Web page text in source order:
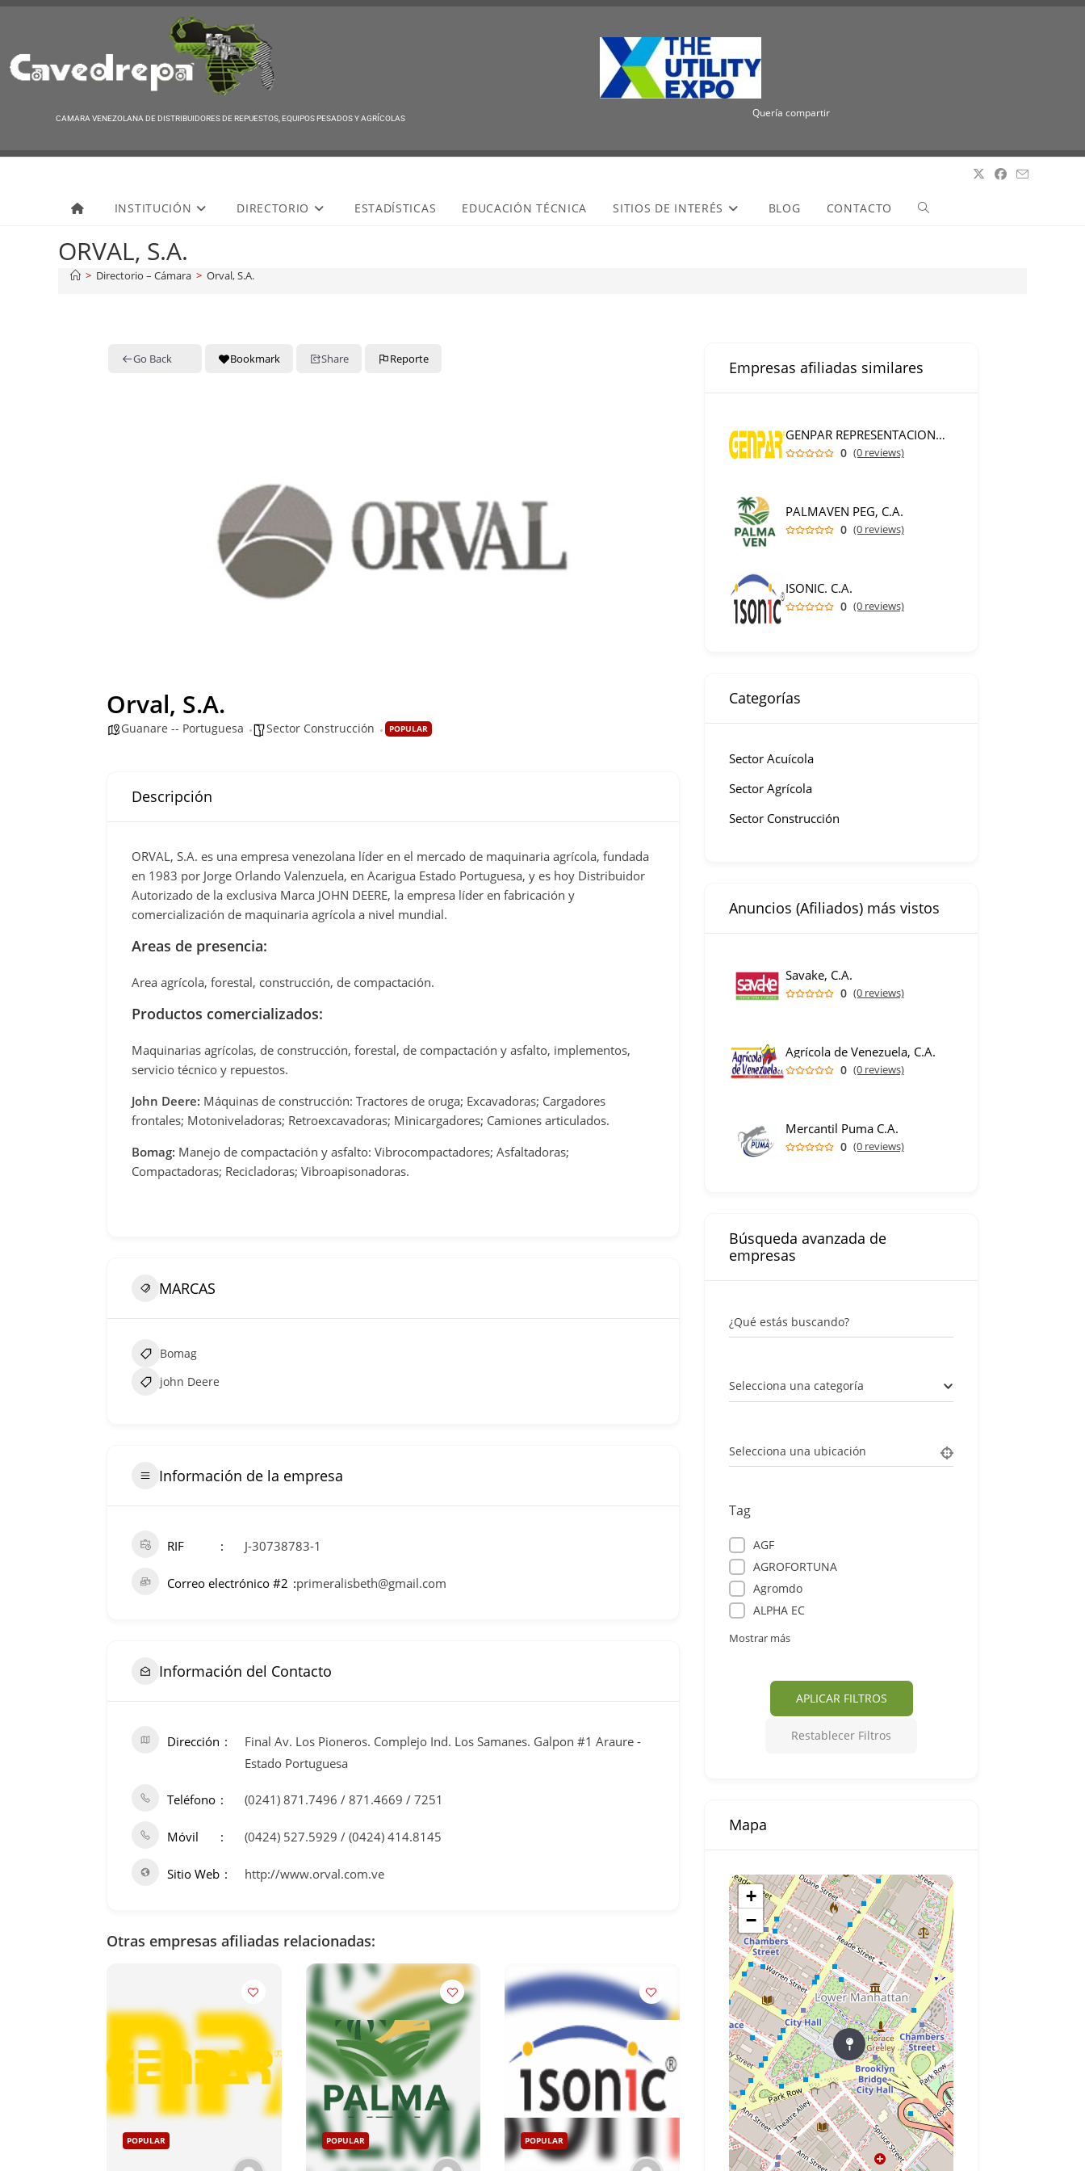
CAMARA VENEZOLANA DE DISTRIBUIDORES DE REPUESTOS, EQUIPOS PESADOS Y AGRÍCOLAS Quería compartir la emocionante noticia de que ICUEE tiene un nuevo
INSTITUCIÓN DIRECTORIO ESTADÍSTICAS EDUCACIÓN TÉCNICA SITIOS DE INTERÉS BLOG CONTACTO
ORVAL, S.A.
> Directorio – Cámara > Orval, S.A.
Go Back Bookmark Share Reporte
Orval, S.A.
Guanare -- Portuguesa Sector Construcción POPULAR
Descripción
ORVAL, S.A. es una empresa venezolana líder en el mercado de maquinaria agrícola, fundada
en 1983 por Jorge Orlando Valenzuela, en Acarigua Estado Portuguesa, y es hoy Distribuidor
Autorizado de la exclusiva Marca JOHN DEERE, la empresa líder en fabricación y
comercialización de maquinaria agrícola a nivel mundial.
Areas de presencia:
Area agrícola, forestal, construcción, de compactación.
Productos comercializados:
Maquinarias agrícolas, de construcción, forestal, de compactación y asfalto, implementos,
servicio técnico y repuestos.
John Deere: Máquinas de construcción: Tractores de oruga; Excavadoras; Cargadores
frontales; Motoniveladoras; Retroexcavadoras; Minicargadores; Camiones articulados.
Bomag: Manejo de compactación y asfalto: Vibrocompactadores; Asfaltadoras;
Compactadoras; Recicladoras; Vibroapisonadoras.
MARCAS
Bomag
john Deere
Información de la empresa
RIF J-30738783-1
Correo electrónico #2 primeralisbeth@gmail.com
Información del Contacto
Dirección
Final Av. Los Pioneros. Complejo Ind. Los Samanes. Galpon #1 Araure -
Estado Portuguesa
Teléfono (0241) 871.7496 / 871.4669 / 7251
Móvil (0424) 527.5929 / (0424) 414.8145
Sitio Web http://www.orval.com.ve
Otras empresas afiliadas relacionadas:
POPULAR POPULAR POPULAR
Empresas afiliadas similares
GENPAR REPRESENTACIONES C.A.
0 (0 reviews)
PALMAVEN PEG, C.A.
0 (0 reviews)
ISONIC. C.A.
0 (0 reviews)
Categorías
Sector Acuícola
Sector Agrícola
Sector Construcción
Anuncios (Afiliados) más vistos
Savake, C.A.
0 (0 reviews)
Agrícola de Venezuela, C.A.
0 (0 reviews)
Mercantil Puma C.A.
0 (0 reviews)
Búsqueda avanzada de
empresas
¿Qué estás buscando?
Selecciona una categoría
Selecciona una ubicación
Tag
AGF
AGROFORTUNA
Agromdo
ALPHA EC
Mostrar más
APLICAR FILTROS
Restablecer Filtros
Mapa
+
−